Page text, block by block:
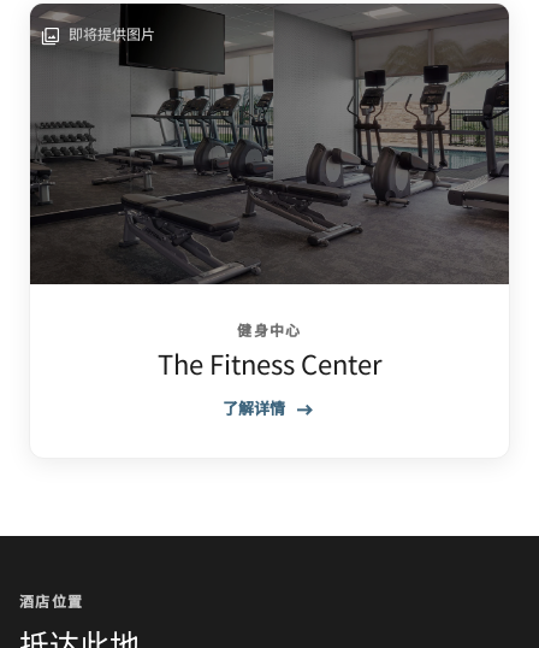
即将提供图片
健身中心
The Fitness Center
了解详情
酒店位置